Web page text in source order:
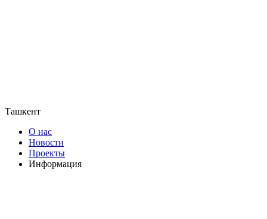
Ташкент
О нас
Новости
Проекты
Информация